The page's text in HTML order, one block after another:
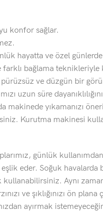
konfor sağlar.
hayatta ve özel
bağlama teknikleriyle
ve düzgün bir
uzun süre
makinede yıkamanızı
Kurutma makinesi
günlük
eder. Soğuk havalarda
Aynı
ve şıklığınızı ön
ayırmak